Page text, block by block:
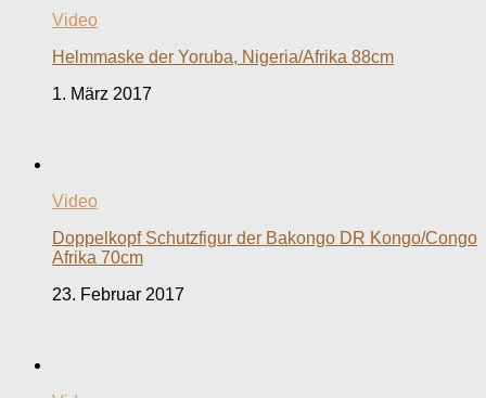
Video
Helmmaske der Yoruba, Nigeria/Afrika 88cm
1. März 2017
Video
Doppelkopf Schutzfigur der Bakongo DR Kongo/Congo
Afrika 70cm
23. Februar 2017